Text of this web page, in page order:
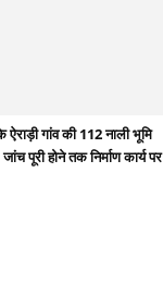
ऐराड़ी गांव की 112 नाली भूमि
पूरी होने तक निर्माण कार्य पर